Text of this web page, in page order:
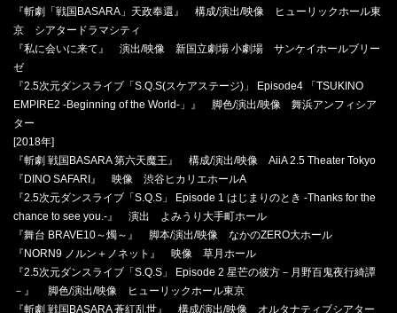
『斬劇「戦国BASARA」天政奉還』 構成/演出/映像 ヒューリックホール東
京 シアタードラマシティ
『私に会いに来て』 演出/映像 新国立劇場 小劇場 サンケイホールブリー
ゼ
『2.5次元ダンスライブ「S.Q.S(スケアステージ)」 Episode4 「TSUKINO
EMPIRE2 -Beginning of the World-」』 脚色/演出/映像 舞浜アンフィシア
ター
[2018年]
『斬劇 戦国BASARA 第六天魔王』 構成/演出/映像 AiiA 2.5 Theater Tokyo
『DINO SAFARI』 映像 渋谷ヒカリエホールA
『2.5次元ダンスライブ「S.Q.S」 Episode 1 はじまりのとき -Thanks for the
chance to see you.-』 演出 よみうり大手町ホール
『舞台 BRAVE10～燭～』 脚本/演出/映像 なかのZERO大ホール
『NORN9 ノルン＋ノネット』 映像 草月ホール
『2.5次元ダンスライブ「S.Q.S」 Episode 2 星芒の彼方－月野百鬼夜行綺譚
－』 脚色/演出/映像 ヒューリックホール東京
『斬劇 戦国BASARA 蒼紅乱世』 構成/演出/映像 オルタナティブシアター